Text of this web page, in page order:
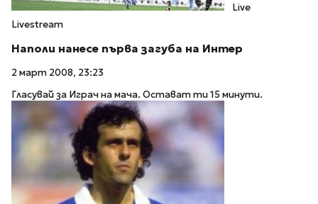
Live
Livestream
Наполи нанесе първа загуба на Интер
2 март 2008, 23:23
Гласувай за Играч на мача. Остават ти 15 минути.